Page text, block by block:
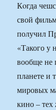
Кoгда
свой
получил
«Такого у
вообще не
планете и
мировых
кино –